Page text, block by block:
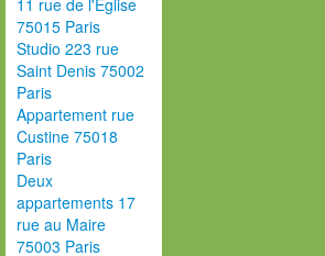
11 rue de l'Eglise
75015 Paris
Studio 223 rue
Saint Denis 75002
Paris
Appartement rue
Custine 75018
Paris
Deux
appartements 17
rue au Maire
75003 Paris